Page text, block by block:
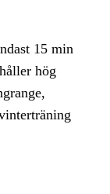
15 min
hög